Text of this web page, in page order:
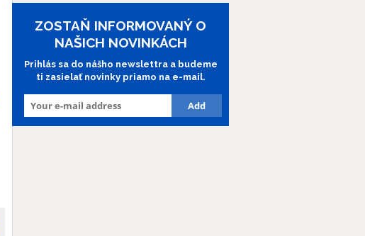
ZOSTAŇ INFORMOVANÝ O
NAŠICH NOVINKÁCH
Prihlás sa do nášho newslettra a budeme
ti zasielať novinky priamo na e-mail.